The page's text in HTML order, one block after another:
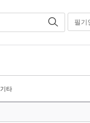
필기
기타